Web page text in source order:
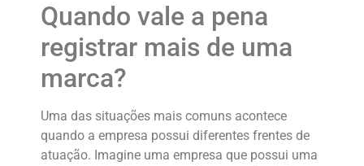
Quando vale a pena
registrar mais de uma
marca?
Uma das situações mais comuns acontece
quando a empresa possui diferentes frentes de
atuação. Imagine uma empresa que possui uma